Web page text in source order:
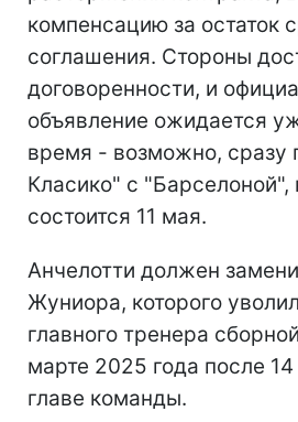
компенсацию за остаток
соглашения. Стороны
договоренности, и
объявление ожидается
время - возможно, сразу
Класико" с "Барселоной",
состоится 11 мая.
Анчелотти должен
Жуниора, которого
главного тренера
марте 2025 года после
главе команды.